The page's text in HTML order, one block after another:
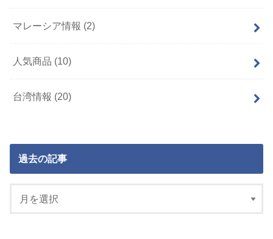
マレーシア情報 (2)
人気商品 (10)
台湾情報 (20)
過去の記事